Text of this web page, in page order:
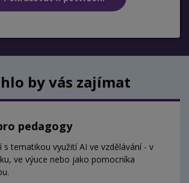
by vás zajímat
pedagogy
s tematikou využití AI ve vzdělávání - v
ve výuce nebo jako pomocníka